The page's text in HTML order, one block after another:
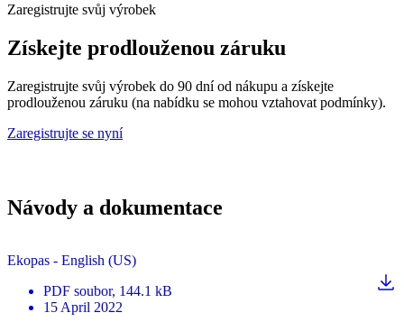
Zaregistrujte svůj výrobek
Získejte prodlouženou záruku
Zaregistrujte svůj výrobek do 90 dní od nákupu a získejte
prodlouženou záruku (na nabídku se mohou vztahovat podmínky).
Zaregistrujte se nyní
Návody a dokumentace
Ekopas - English (US)
PDF soubor, 144.1 kB
15 April 2022